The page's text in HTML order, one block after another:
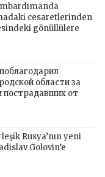
cesaretlerinden
gönüllülere
области за
пострадавших от
Rusya’nın yeni
Golovin’e